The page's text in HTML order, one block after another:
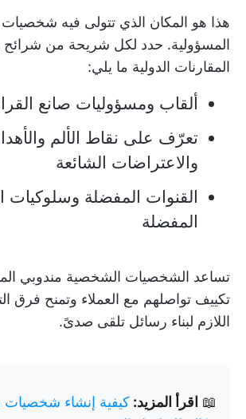
هذا هو المكان الذي تتولى فيه
المسؤولية. حدد لكل شريحة من شرائح
المقارنات الدولية ما يلي:
ألقاب ومسؤوليات صانع
تعرّف على نقاط الألم
والاعتراضات الشائعة
القنوات المفضلة وسلوكيات
المفضلة
تساعد الشخصيات الشخصية مندوبي
تكييف تواصلهم مع العملاء وتمنح فرق
اللازم لبناء رسائل تلقى صدىً.
📖 اقرأ المزيد: كيفية إنشاء